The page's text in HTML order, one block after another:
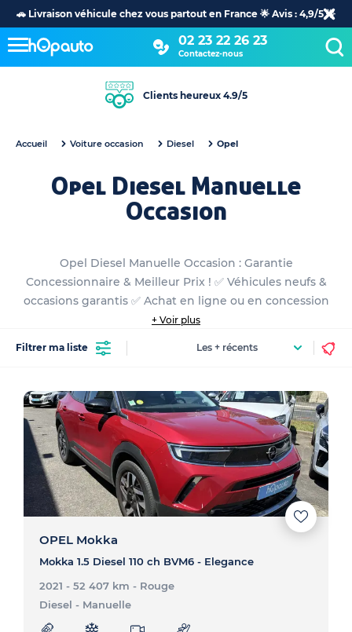
🚗 Livraison véhicule chez vous partout en France 🌟 Avis : 4,9/5 🌟
02 23 22 26 23
Contactez-nous
Clients heureux 4.9/5
Accueil Voiture occasion Diesel Opel
Opel Diesel Manuelle
Occasion
Opel Diesel Manuelle Occasion : Garantie
Concessionnaire & Meilleur Prix ! ✅ Véhicules neufs &
occasions garantis ✅ Achat en ligne ou en concession
+ Voir plus
Filtrer ma liste
OPEL Mokka
Mokka 1.5 Diesel 110 ch BVM6 - Elegance
2021 - 52 407 km - Rouge
Diesel - Manuelle